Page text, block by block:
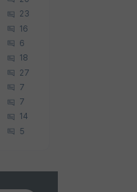
23
16
6
18
27
7
7
14
5